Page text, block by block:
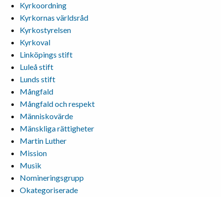
Kyrkoordning
Kyrkornas världsråd
Kyrkostyrelsen
Kyrkoval
Linköpings stift
Luleå stift
Lunds stift
Mångfald
Mångfald och respekt
Människovärde
Mänskliga rättigheter
Martin Luther
Mission
Musik
Nomineringsgrupp
Okategoriserade